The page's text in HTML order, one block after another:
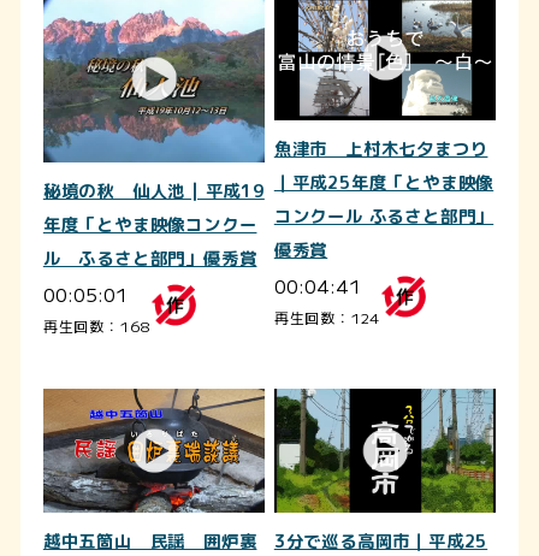
秘境の秋 仙人池 | 平成19
年度「とやま映像コンクー
ル ふるさと部門」優秀賞
00:05:01
再生回数：168
魚津市 上村木七夕まつり
｜平成25年度「とやま映像
コンクール ふるさと部門」
優秀賞
00:04:41
再生回数：124
越中五箇山 民謡 囲炉裏
3分で巡る高岡市｜平成25